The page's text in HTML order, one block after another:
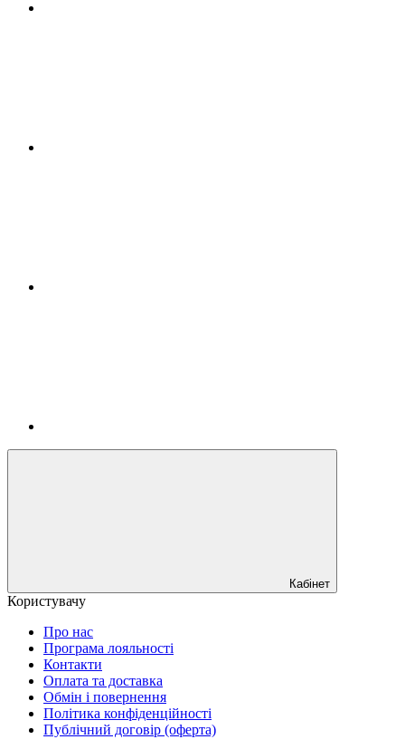
Кабінет
Користувачу
Про нас
Програма лояльності
Контакти
Оплата та доставка
Обмін і повернення
Політика конфіденційності
Публічний договір (оферта)